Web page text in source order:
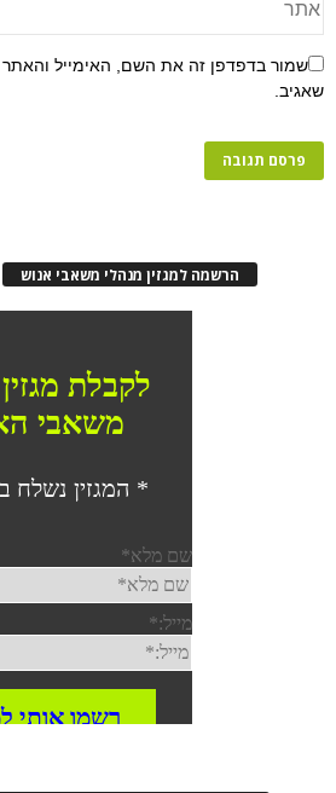
שמור בדפדפן זה את השם, האימייל
שאגיב.
הרשמה למגזין מנהלי משאבי אנוש